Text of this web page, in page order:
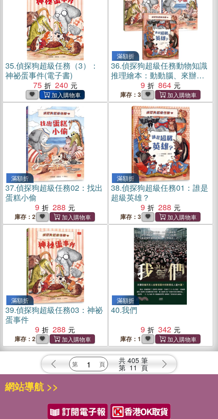
35.偵探狗超級任務（3）：
神祕蛋事件(電子書)
75
240
滿額折
36.偵探狗超級任務動物知識
推理繪本：動動腦、來辦
案！（共三冊）
9 864
庫存：3
滿額折
37.偵探狗超級任務02：找出
蛋糕小偷
9
288
庫存：2
滿額折
38.偵探狗超級任務01：誰是
超級英雄？
9
288
庫存：3
滿額折
39.偵探狗超級任務03：神祕
蛋事件
9
288
庫存：2
滿額折
40.我們
9
342
庫存：1
共 405 筆
第 11 頁
網站導航 >>